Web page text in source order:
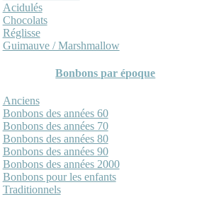
Acidulés
Chocolats
Réglisse
Guimauve / Marshmallow
Bonbons par époque
Anciens
Bonbons des années 60
Bonbons des années 70
Bonbons des années 80
Bonbons des années 90
Bonbons des années 2000
Bonbons pour les enfants
Traditionnels